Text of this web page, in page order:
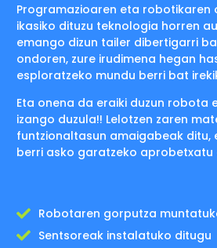
Programazioaren eta robotikaren
ikasiko dituzu teknologia horren
emango dizun tailer dibertigarri
ondoren, zure irudimena hegan
esploratzeko mundu berri bat
Eta onena da eraiki duzun robota
izango duzula!! Lelotzen zaren
funtzionaltasun amaigabeak ditu,
berri asko garatzeko aprobetxatu
Robotaren gorputza
Sentsoreak instalatuko ditugu